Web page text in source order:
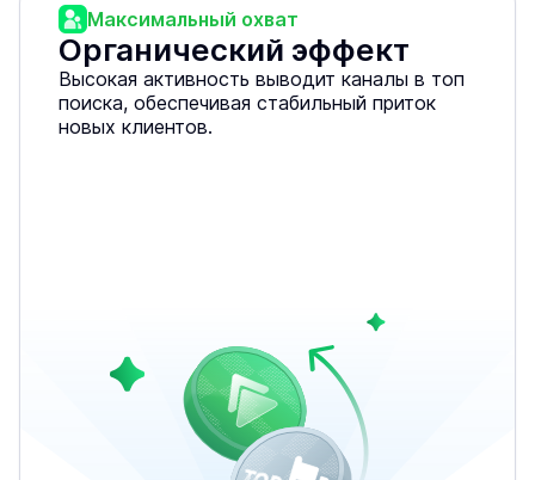
Максимальный охват
Органический эффект
Высокая активность выводит каналы в топ
поиска, обеспечивая стабильный приток
новых клиентов.